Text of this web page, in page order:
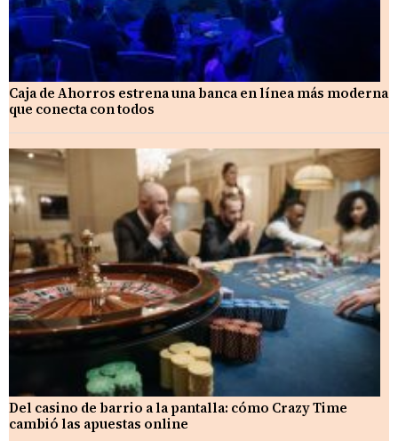
Caja de Ahorros estrena una banca en línea más moderna
que conecta con todos
Del casino de barrio a la pantalla: cómo Crazy Time
cambió las apuestas online